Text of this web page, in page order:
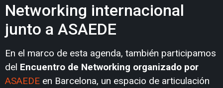
Networking internacional
junto a ASAEDE
En el marco de esta agenda, también participamos
del Encuentro de Networking organizado por
ASAEDE en Barcelona, un espacio de articulación